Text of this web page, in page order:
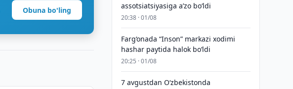
Obuna bo'ling
assotsiatsiyasiga aʼzo bo‘ldi
20:38 · 01/08
Farg‘onada “Inson” markazi xodimi
hashar paytida halok bo‘ldi
20:25 · 01/08
7 avgustdan O‘zbekistonda